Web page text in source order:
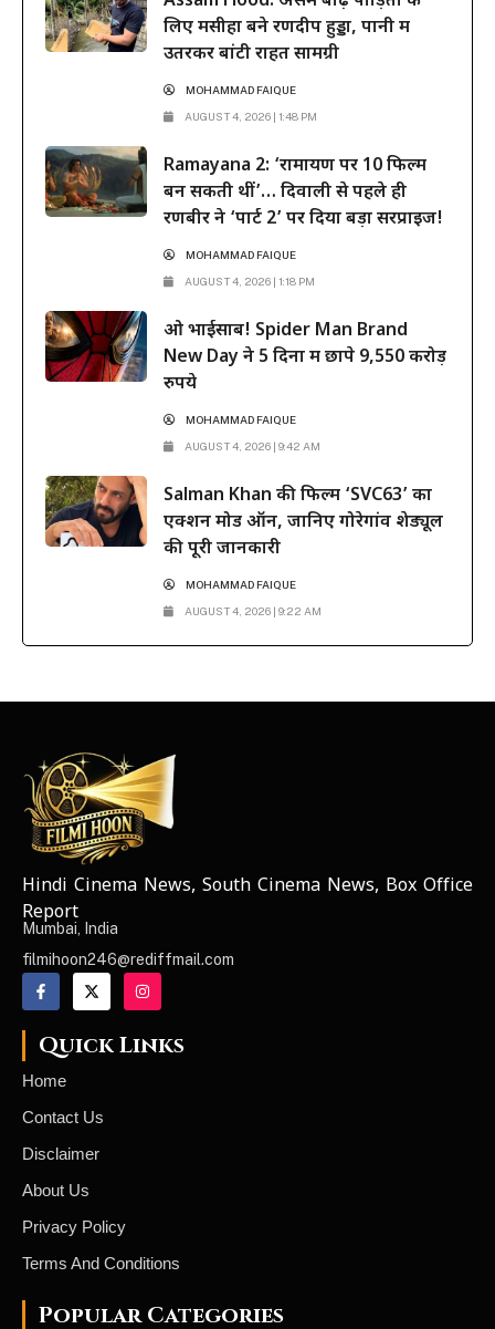
लिए मसीहा बने रणदीप हुड्डा, पानी में
उतरकर बांटी राहत सामग्री
MOHAMMAD FAIQUE
AUGUST 4, 2026 | 1:48 PM
Ramayana 2: ‘रामायण पर 10 फिल्में
बन सकती थीं’… दिवाली से पहले ही
रणबीर ने ‘पार्ट 2’ पर दिया बड़ा सरप्राइज!
MOHAMMAD FAIQUE
AUGUST 4, 2026 | 1:18 PM
ओ भाईसाब! Spider Man Brand
New Day ने 5 दिनों में छापे 9,550 करोड़
रुपये
MOHAMMAD FAIQUE
AUGUST 4, 2026 | 9:42 AM
Salman Khan की फिल्म ‘SVC63’ का
एक्शन मोड ऑन, जानिए गोरेगांव शेड्यूल
की पूरी जानकारी
MOHAMMAD FAIQUE
AUGUST 4, 2026 | 9:22 AM
NEWS ELEMENTOR
Hindi Cinema News, South Cinema News, Box Office
Report
Mumbai, India
filmihoon246@rediffmail.com
Quick Links
Home
Contact Us
Disclaimer
About Us
Privacy Policy
Terms And Conditions
Popular Categories